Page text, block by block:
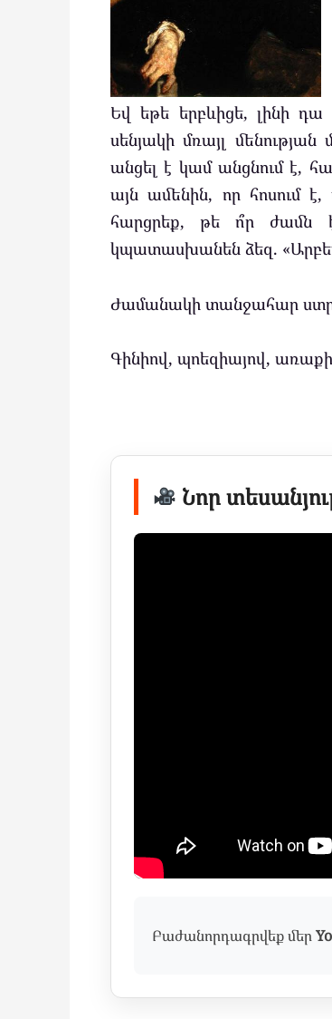
Եվ եթե երբևիցե, լինի
սենյակի մռայլ
անցել է կամ անցնում է,
այն ամենին, որ հոսում
հարցրեք, թե ո՞ր ժամն
կպատասխանեն ձեզ.
Ժամանակի տանջահար
Գինիով, պոեզիայով,
Նոր
Բաժանորդագրվեք մեր